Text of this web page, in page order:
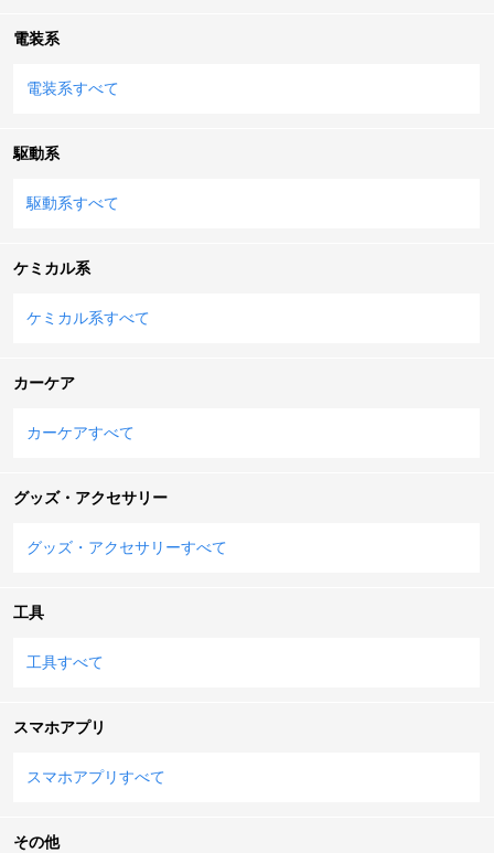
電装系
電装系すべて
駆動系
駆動系すべて
ケミカル系
ケミカル系すべて
カーケア
カーケアすべて
グッズ・アクセサリー
グッズ・アクセサリーすべて
工具
工具すべて
スマホアプリ
スマホアプリすべて
その他